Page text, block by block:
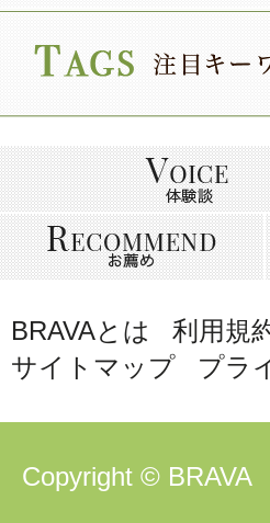
BRAVAとは 利用規
サイトマップ
プラ
Copyright © BRAVA